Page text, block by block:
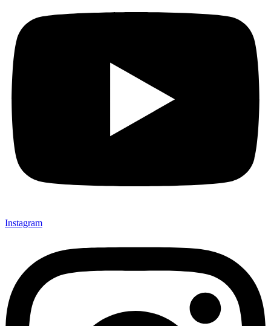
Instagram